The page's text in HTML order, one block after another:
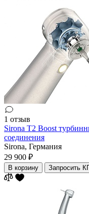
1 отзыв
Sirona T2 Boost
соединения
Sirona, Германия
29 900 ₽
В корзину Запросить